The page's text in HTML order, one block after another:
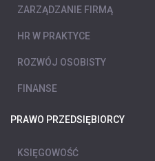
ZARZĄDZANIE FIRMĄ
HR W PRAKTYCE
ROZWÓJ OSOBISTY
FINANSE
PRAWO PRZEDSIĘBIORCY
KSIĘGOWOŚĆ